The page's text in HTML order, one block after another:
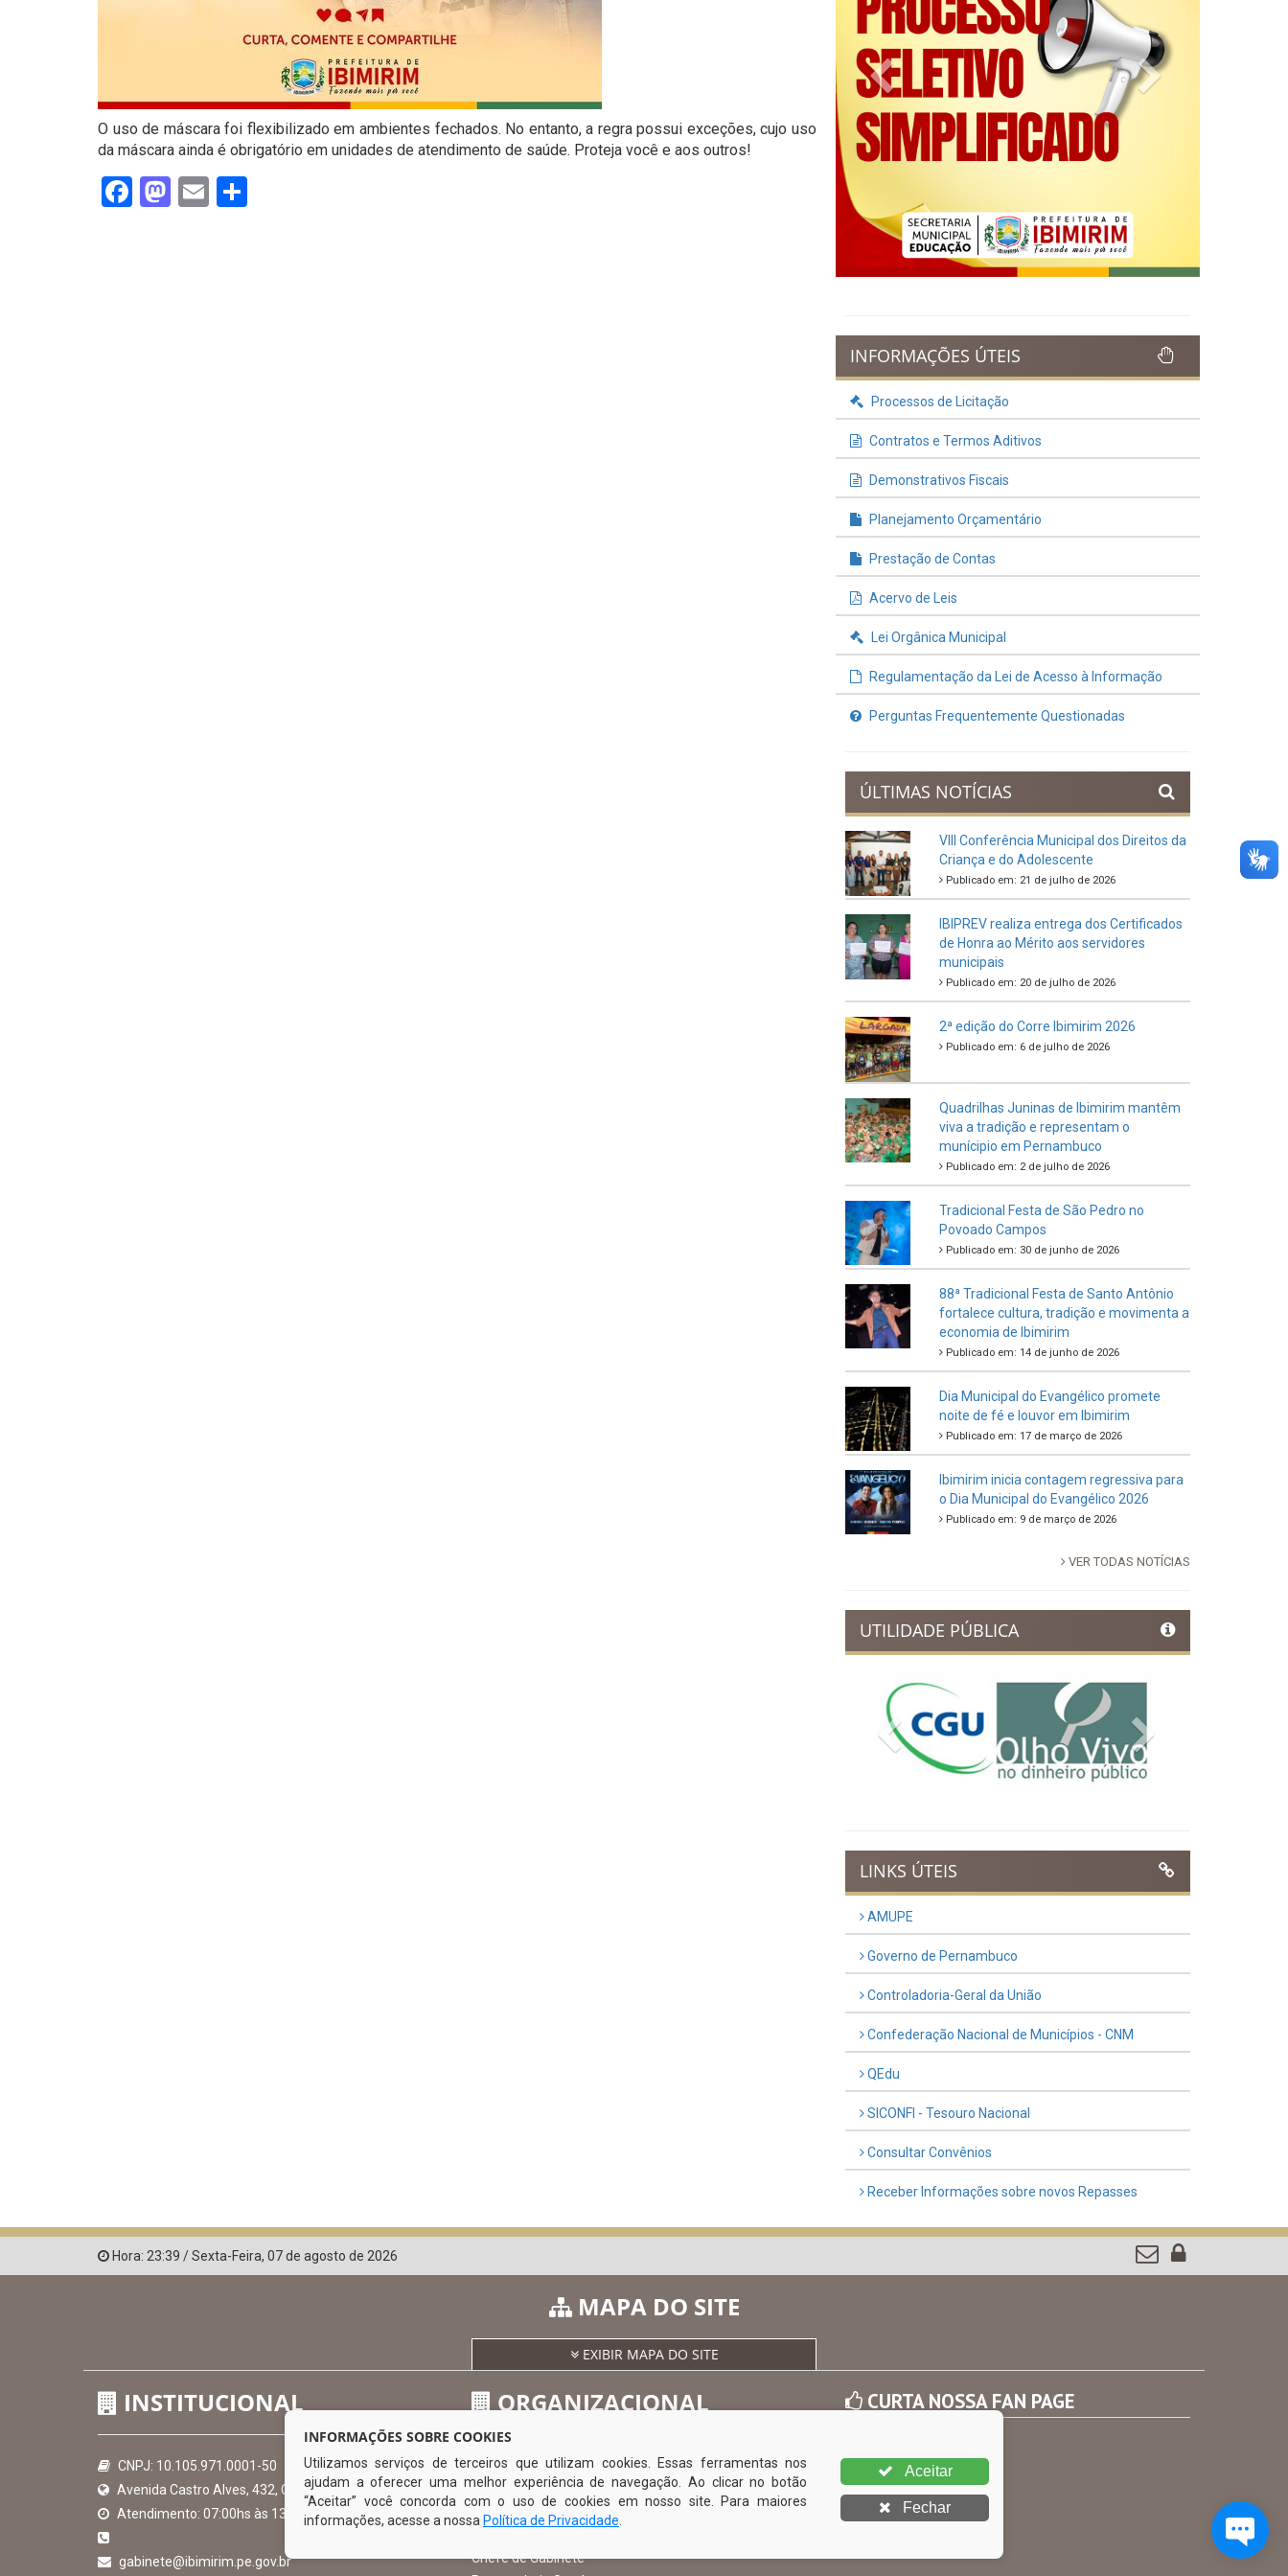
O uso de máscara foi flexibilizado em ambientes fechados. No entanto, a regra possui exceções, cujo uso
da máscara ainda é obrigatório em unidades de atendimento de saúde. Proteja você e aos outros!
Facebook
Mastodon
Email
Previous Next
INFORMAÇÕES ÚTEIS
Processos de Licitação
Contratos e Termos Aditivos
Demonstrativos Fiscais
Planejamento Orçamentário
Prestação de Contas
Acervo de Leis
Lei Orgânica Municipal
Regulamentação da Lei de Acesso à Informação
Perguntas Frequentemente Questionadas
ÚLTIMAS NOTÍCIAS
VIII Conferência Municipal dos Direitos da
Criança e do Adolescente
Publicado em: 21 de julho de 2026
IBIPREV realiza entrega dos Certificados
de Honra ao Mérito aos servidores
municipais
Publicado em: 20 de julho de 2026
2ª edição do Corre Ibimirim 2026
Publicado em: 6 de julho de 2026
Quadrilhas Juninas de Ibimirim mantêm
viva a tradição e representam o
munícipio em Pernambuco
Publicado em: 2 de julho de 2026
Tradicional Festa de São Pedro no
Povoado Campos
Publicado em: 30 de junho de 2026
88ª Tradicional Festa de Santo Antônio
fortalece cultura, tradição e movimenta a
economia de Ibimirim
Publicado em: 14 de junho de 2026
Dia Municipal do Evangélico promete
noite de fé e louvor em Ibimirim
Publicado em: 17 de março de 2026
Ibimirim inicia contagem regressiva para
o Dia Municipal do Evangélico 2026
Publicado em: 9 de março de 2026
VER TODAS NOTÍCIAS
UTILIDADE PÚBLICA
Previous
LINKS ÚTEIS
AMUPE
Governo de Pernambuco
Controladoria-Geral da União
Confederação Nacional de Municípios - CNM
QEdu
SICONFI - Tesouro Nacional
Consultar Convênios
Receber Informações sobre novos Repasses
Hora: 23:39 /Sexta-Feira, 07 de agosto de 2026
MAPA DO SITE
EXIBIR MAPA DO SITE
INSTITUCIONAL
CNPJ: 10.105.971.0001-50
Avenida Castro Alves, 432, Centro - CEP: 56-580-000
Atendimento: 07:00hs às 13:00hs
gabinete@ibimirim.pe.gov.br
ORGANIZACIONAL
O Prefeito
Vice Prefeito
Ouvidoria Municipal
Chefe de Gabinete
CURTA NOSSA FAN PAGE
INFORMAÇÕES SOBRE COOKIES
Utilizamos serviços de terceiros que utilizam cookies. Essas ferramentas nos
ajudam a oferecer uma melhor experiência de navegação. Ao clicar no botão
“Aceitar” você concorda com o uso de cookies em nosso site. Para maiores
informações, acesse a nossa Política de Privacidade
Aceitar
Fechar